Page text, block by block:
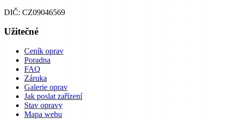
DIČ: CZ09046569
Užitečné
Ceník oprav
Poradna
FAQ
Záruka
Galerie oprav
Jak poslat zařízení
Stav opravy
Mapa webu